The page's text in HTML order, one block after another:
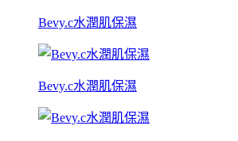
Bevy.c水潤肌保濕
Bevy.c水潤肌保濕